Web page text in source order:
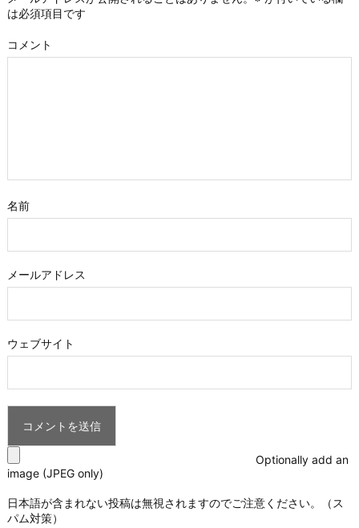
は必須項目です
コメント
名前
メールアドレス
ウェブサイト
Optionally add an
image (JPEG only)
日本語が含まれない投稿は無視されますのでご注意ください。（ス
パム対策）